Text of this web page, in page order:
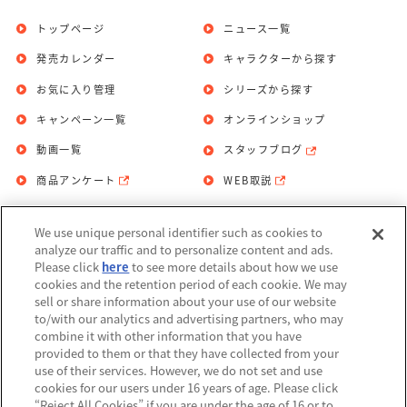
トップページ
発売カレンダー
お気に入り管理
ニュース一覧
キャラクターから探す
シリーズから探す
キャンペーン一覧
動画一覧
商品アンケート
オンラインショップ
スタッフブログ
WEB取説
お問い合わせ 個人情報保護方針
利用規約
Do Not Sell or Share My Personal
Information
アレルギー情報
We use unique personal identifier such as cookies to
analyze our traffic and to personalize content and ads.
Please click here to see more details about how we use
cookies and the retention period of each cookie. We may
sell or share information about your use of our website
to/with our analytics and advertising partners, who may
combine it with other information that you have
provided to them or that they have collected from your
use of their services. However, we do not set and use
cookies for our users under 16 years of age. Please click